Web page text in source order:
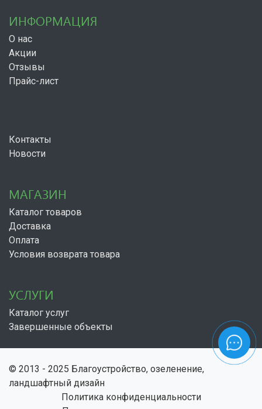
ИНФОРМАЦИЯ
О нас
Акции
Отзывы
Прайс-лист
Контакты
Новости
МАГАЗИН
Каталог товаров
Доставка
Оплата
Условия возврата товара
УСЛУГИ
Каталог услуг
Завершенные объекты
© 2013 - 2025 Благоустройство, озеленение,
ландшафтный дизайн
Политика конфиденциальности